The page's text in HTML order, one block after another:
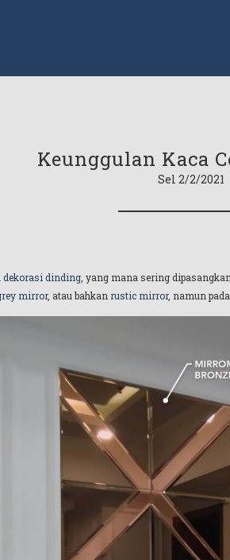
Keunggulan Kaca
Sel 2/2/2021
dekorasi dinding , yang mana sering
mirror, atau bahkan rustic mirror, namun